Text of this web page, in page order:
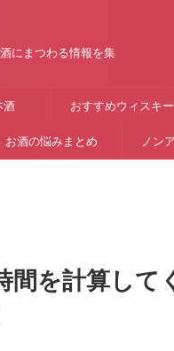
にまつわる情報を集
酒 おすすめウィスキー
お酒の悩みまとめ ノン
間を計算して